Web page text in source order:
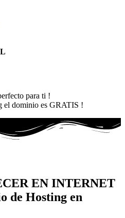
para ti !
el dominio es GRATIS !
EN INTERNET
de Hosting en